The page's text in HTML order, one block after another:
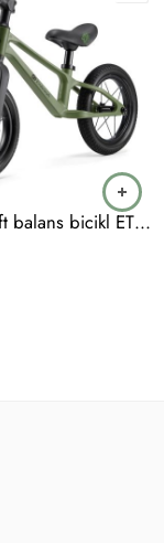
Kinderkraft balans bicikl ETER, Green